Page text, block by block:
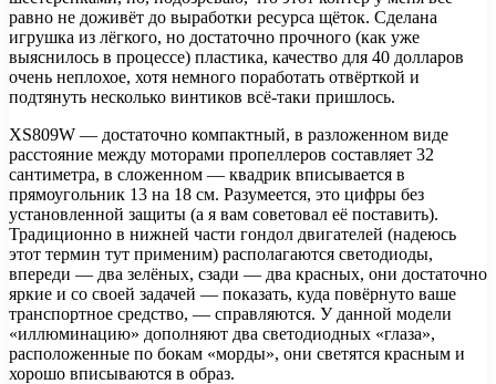
равно не доживёт до выработки ресурса щёток. Сделана
игрушка из лёгкого, но достаточно прочного (как уже
выяснилось в процессе) пластика, качество для 40 долларов
очень неплохое, хотя немного поработать отвёрткой и
подтянуть несколько винтиков всё-таки пришлось.
XS809W — достаточно компактный, в разложенном виде
расстояние между моторами пропеллеров составляет 32
сантиметра, в сложенном — квадрик вписывается в
прямоугольник 13 на 18 см. Разумеется, это цифры без
установленной защиты (а я вам советовал её поставить).
Традиционно в нижней части гондол двигателей (надеюсь
этот термин тут применим) располагаются светодиоды,
впереди — два зелёных, сзади — два красных, они достаточно
яркие и со своей задачей — показать, куда повёрнуто ваше
транспортное средство, — справляются. У данной модели
«иллюминацию» дополняют два светодиодных «глаза»,
расположенные по бокам «морды», они светятся красным и
хорошо вписываются в образ.